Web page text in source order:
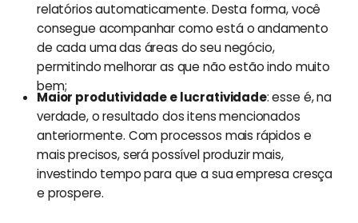
relatórios automaticamente. Desta forma, você
consegue acompanhar como está o andamento
de cada uma das áreas do seu negócio,
permitindo melhorar as que não estão indo muito
bem;
Maior produtividade e lucratividade: esse é, na
verdade, o resultado dos itens mencionados
anteriormente. Com processos mais rápidos e
mais precisos, será possível produzir mais,
investindo tempo para que a sua empresa cresça
e prospere.